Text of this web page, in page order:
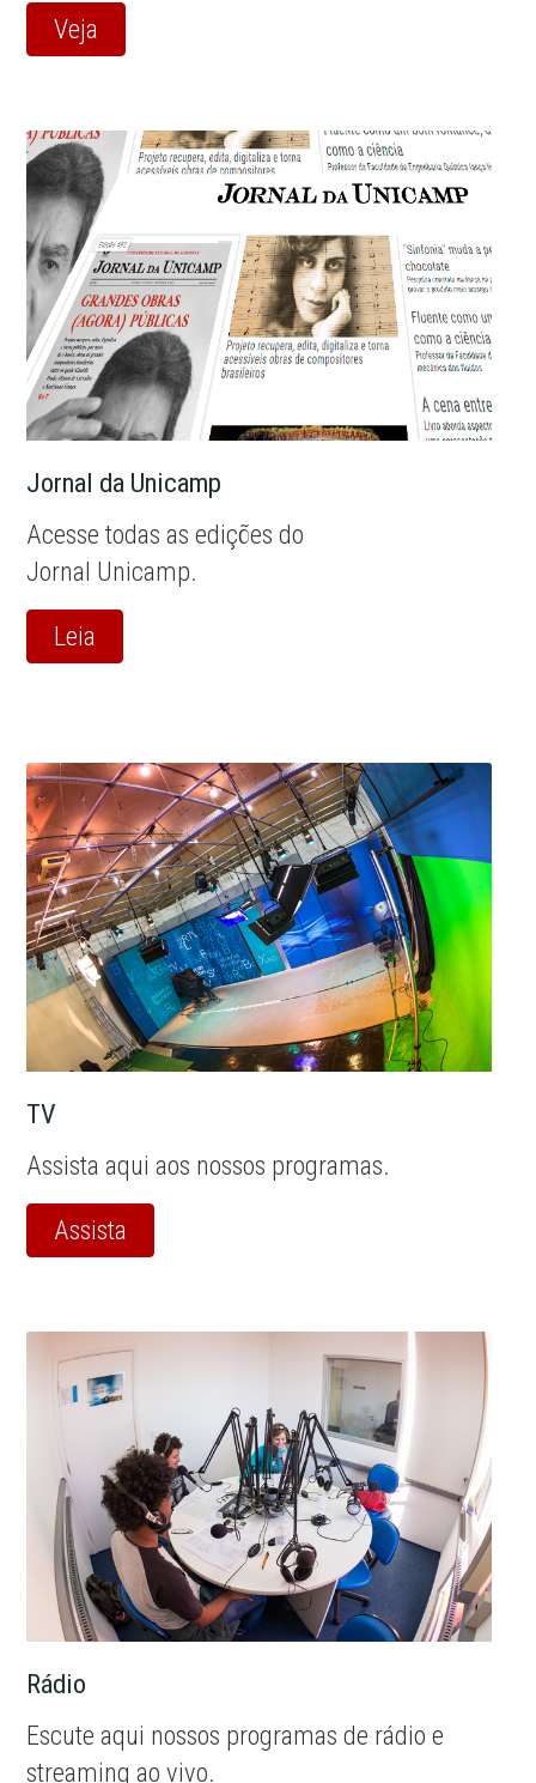
Veja
Jornal da Unicamp
Acesse todas as edições do
Jornal Unicamp.
Leia
TV
Assista aqui aos nossos programas.
Assista
Rádio
Escute aqui nossos programas de rádio e
streaming ao vivo.